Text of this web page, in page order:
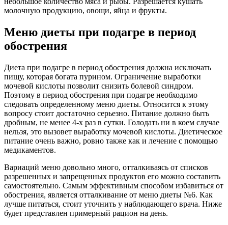
молочную продукцию, овощи, яйца и фрукты.
Меню диеты при подагре в период
обострения
Диета при подагре в период обострения должна исключать
пищу, которая богата пурином. Ограничение выработки
мочевой кислоты позволит снизить болевой синдром.
Поэтому в период обострения при подагре необходимо
следовать определенному меню диеты. Относится к этому
вопросу стоит достаточно серьезно. Питание должно быть
дробным, не менее 4-х раз в сутки. Голодать ни в коем случае
нельзя, это вызовет выработку мочевой кислоты. Диетическое
питание очень важно, ровно также как и лечение с помощью
медикаментов.
Вариаций меню довольно много, отталкиваясь от списков
разрешенных и запрещенных продуктов его можно составить
самостоятельно. Самым эффективным способом избавиться от
обострения, является отталкивание от меню диеты №6. Как
лучше питаться, стоит уточнить у наблюдающего врача. Ниже
будет представлен примерный рацион на день.